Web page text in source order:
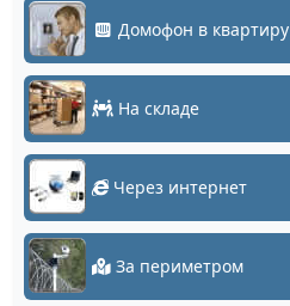
Домофон в квартиру
На складе
Через интернет
За периметром